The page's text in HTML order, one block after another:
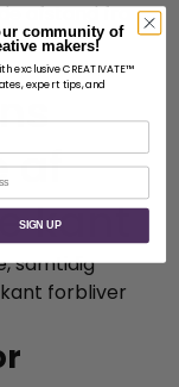
afstand fra
af
kant
samtidig
kant forbliver
community of
makers!
exclusive CREATIVATE™
expert tips, and
SIGN UP